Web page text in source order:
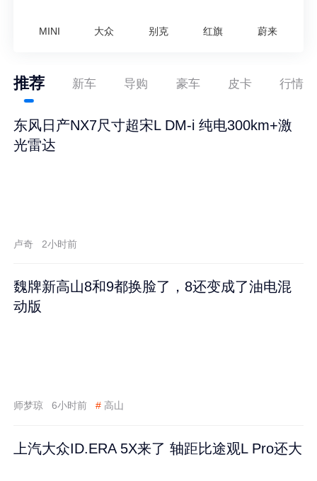
MINI 大众 别克 红旗 蔚来
推荐 新车 导购 豪车 皮卡 行情
东风日产NX7尺寸超宋L DM-i 纯电300km+激
光雷达
卢奇 2小时前
魏牌新高山8和9都换脸了，8还变成了油电混
动版
师梦琼 6小时前 # 高山
上汽大众ID.ERA 5X来了 轴距比途观L Pro还大